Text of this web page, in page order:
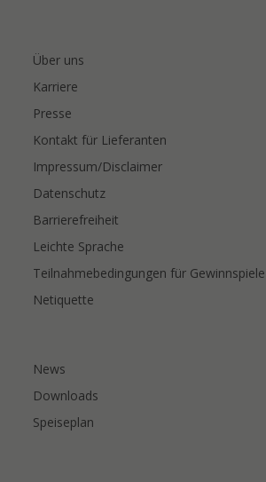
Über uns
Karriere
Presse
Kontakt für Lieferanten
Impressum/Disclaimer
Datenschutz
Barrierefreiheit
Leichte Sprache
Teilnahmebedingungen für Gewinnspiele
Netiquette
News
Downloads
Speiseplan